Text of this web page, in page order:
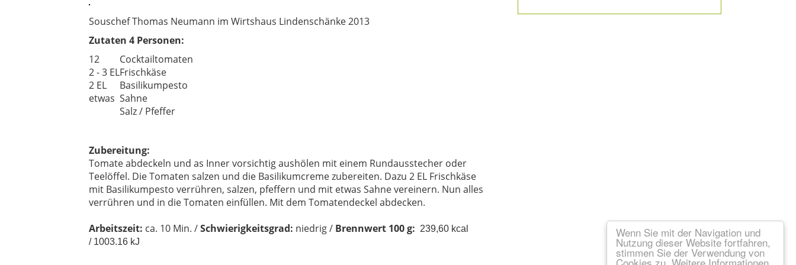
Wenn Sie mit der Navigation und
Nutzung dieser Website fortfahren,
stimmen Sie der Verwendung von
Souschef Thomas Neumann im Wirtshaus Lindenschänke 2013
Zutaten 4 Personen:
12
Cocktailtomaten
2 - 3 ELFrischkäse
2 EL
Basilikumpesto
etwas Sahne
Salz / Pfeffer
Zubereitung:
Tomate abdeckeln und as Inner vorsichtig aushölen mit einem Rundausstecher oder
Teelöffel. Die Tomaten salzen und die Basilikumcreme zubereiten. Dazu 2 EL Frischkäse
mit Basilikumpesto verrühren, salzen, pfeffern und mit etwas Sahne vereinern. Nun alles
verrühren und in die Tomaten einfüllen. Mit dem Tomatendeckel abdecken.
Arbeitszeit: ca. 10 Min. /Schwierigkeitsgrad: niedrig / Brennwert 100 g: 239,60 kcal
/ 1003.16 kJ